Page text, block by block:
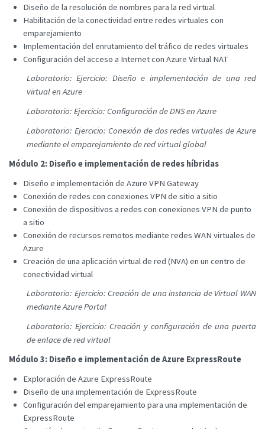
Diseño de la resolución de nombres para la red virtual
Habilitación de la conectividad entre redes virtuales con
emparejamiento
Implementación del enrutamiento del tráfico de redes virtuales
Configuración del acceso a Internet con Azure Virtual NAT
Laboratorio: Ejercicio: Diseño e implementación de una red
virtual en Azure
Laboratorio: Ejercicio: Configuración de DNS en Azure
Laboratorio: Ejercicio: Conexión de dos redes virtuales de Azure
mediante el emparejamiento de red virtual global
Módulo 2: Diseño e implementación de redes híbridas
Diseño e implementación de Azure VPN Gateway
Conexión de redes con conexiones VPN de sitio a sitio
Conexión de dispositivos a redes con conexiones VPN de punto
a sitio
Conexión de recursos remotos mediante redes WAN virtuales de
Azure
Creación de una aplicación virtual de red (NVA) en un centro de
conectividad virtual
Laboratorio: Ejercicio: Creación de una instancia de Virtual WAN
mediante Azure Portal
Laboratorio: Ejercicio: Creación y configuración de una puerta
de enlace de red virtual
Módulo 3: Diseño e implementación de Azure ExpressRoute
Exploración de Azure ExpressRoute
Diseño de una implementación de ExpressRoute
Configuración del emparejamiento para una implementación de
ExpressRoute